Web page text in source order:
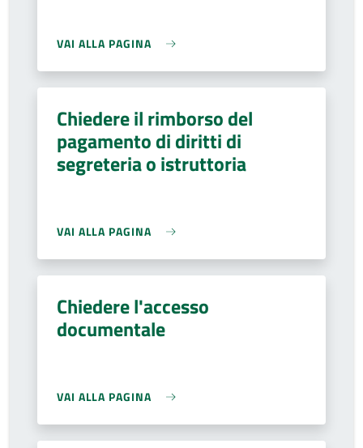
VAI ALLA PAGINA
Chiedere il rimborso del
pagamento di diritti di
segreteria o istruttoria
VAI ALLA PAGINA
Chiedere l'accesso
documentale
VAI ALLA PAGINA